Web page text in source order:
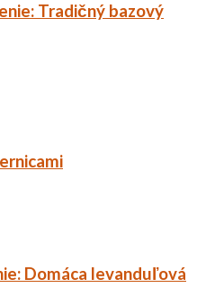
Tradičný bazový
Domáca levanduľová